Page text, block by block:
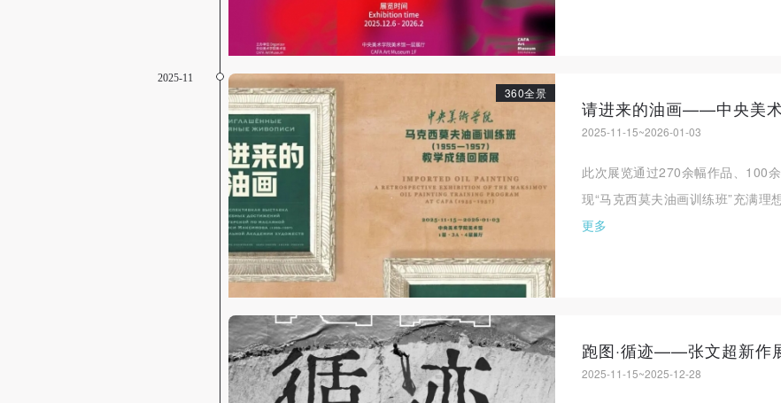
2025-11
360全景
2025-11-15~2026-01-03
此次展览通过270余幅作品、100
现“马克西莫夫油画训练班”充满理
更多
跑图·循迹——张文超新作
2025-11-15~2025-12-28